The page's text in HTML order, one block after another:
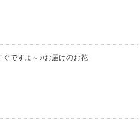
ですよ～♪/お届けのお花